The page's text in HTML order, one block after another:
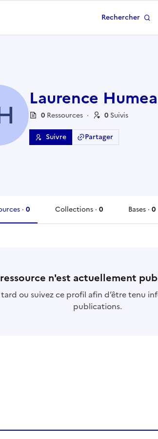
page d'accueil
Rechercher
Laurence
0 Ressources · 0 Suivis
Suivre Partager
· 0
s
Collections · 0
Bases · 0
n'est actuellement
tard ou suivez ce profil afin d’être tenu
publications.